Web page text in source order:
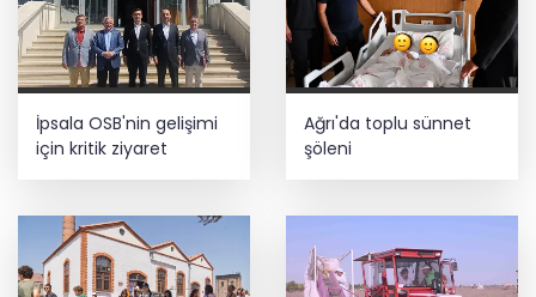
İpsala OSB'nin gelişimi
için kritik ziyaret
Ağrı'da toplu sünnet
şöleni